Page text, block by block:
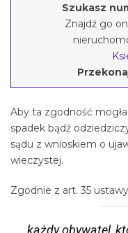
Szukasz
Znajdź go
Aby ta zgodność
spadek bądź
sądu z wnioskiem o
wieczystej.
Zgodnie z art. 35
każdy obywatel,